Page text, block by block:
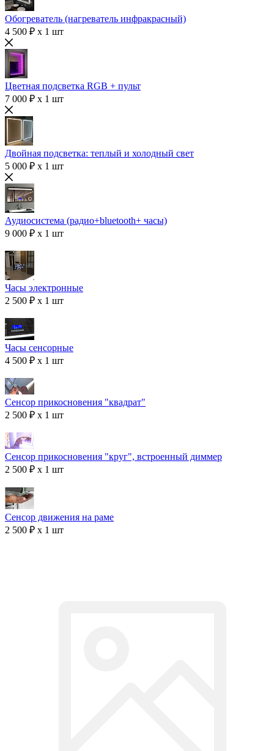
Обогреватель (нагреватель инфракрасный)
4 500 ₽ x 1 шт
Цветная подсветка RGB + пульт
7 000 ₽ x 1 шт
Двойная подсветка: теплый и холодный свет
5 000 ₽ x 1 шт
Аудиосистема (радио+bluetooth+ часы)
9 000 ₽ x 1 шт
Часы электронные
2 500 ₽ x 1 шт
Часы сенсорные
4 500 ₽ x 1 шт
Сенсор прикосновения "квадрат"
2 500 ₽ x 1 шт
Сенсор прикосновения "круг", встроенный диммер
2 500 ₽ x 1 шт
Сенсор движения на раме
2 500 ₽ x 1 шт